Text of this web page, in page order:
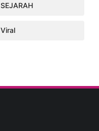
SEJARAH
Viral